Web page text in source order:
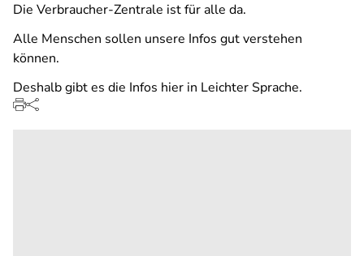
Die Verbraucher-Zentrale ist für alle da.
Alle Menschen sollen unsere Infos gut verstehen
können.
Deshalb gibt es die Infos hier in Leichter Sprache.